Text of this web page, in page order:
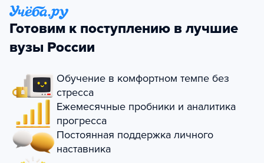
Готовим к поступлению в лучшие
вузы России
Обучение в комфортном темпе без
стресса
Ежемесячные пробники и аналитика
прогресса
Постоянная поддержка личного
наставника